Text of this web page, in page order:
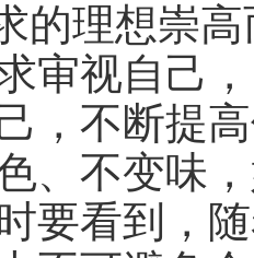
的理想崇
审视自己
，不断提
、不变味
要看到，